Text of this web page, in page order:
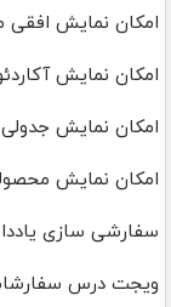
امکان نمایش
امکان نمایش
امکان نمایش
امکان نمایش
سفارشی سازی
ویجت درس